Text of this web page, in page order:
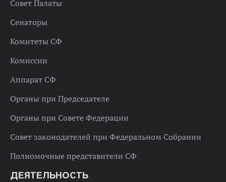
Совет Палаты
Сенаторы
Комитеты СФ
Комиссии
Аппарат СФ
Органы при Председателе
Органы при Совете Федерации
Совет законодателей при Федеральном Собрании
Полномочные представители СФ
ДЕЯТЕЛЬНОСТЬ